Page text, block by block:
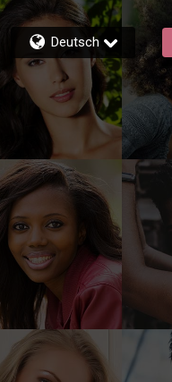
Deutsch